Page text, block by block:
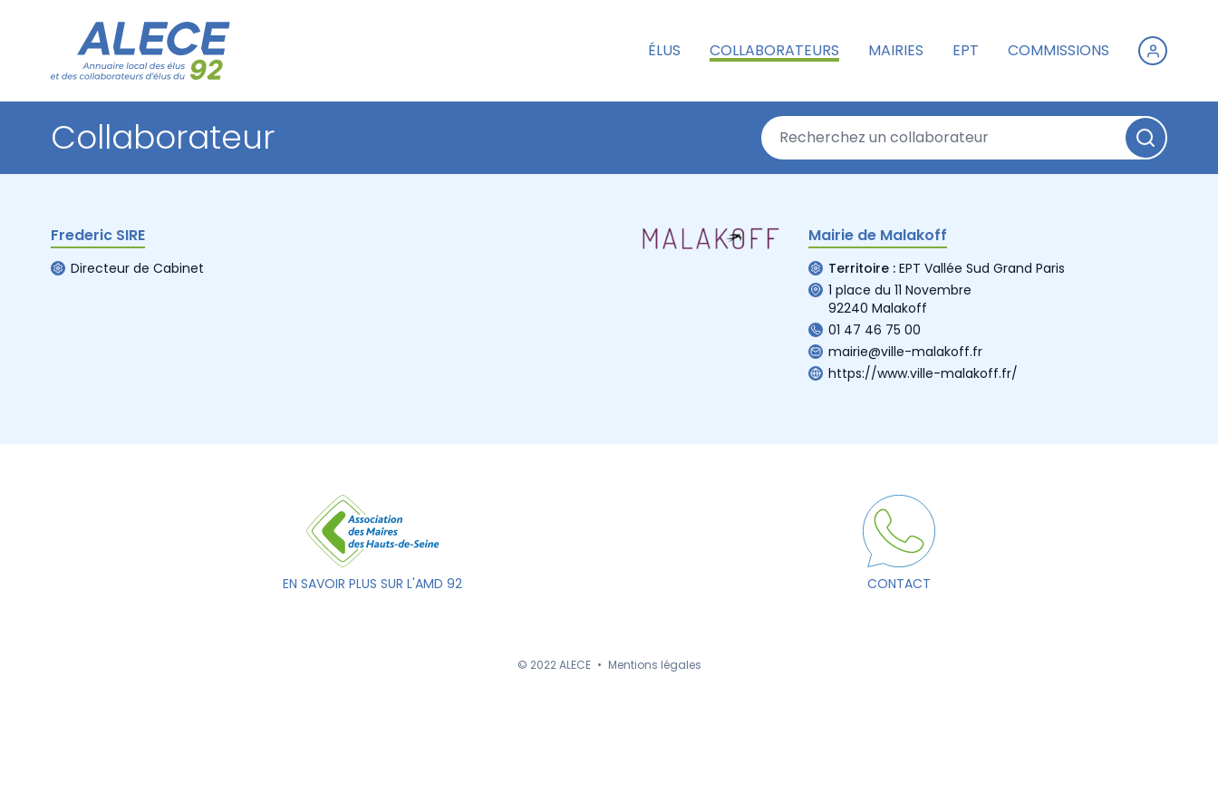
ÉLUS COLLABORATEURS MAIRIES EPT COMMISSIONS
Collaborateur
Frederic SIRE
Directeur de Cabinet
Mairie de Malakoff
Territoire : EPT Vallée Sud Grand Paris
1 place du 11 Novembre
92240 Malakoff
01 47 46 75 00
mairie@ville-malakoff.fr
https://www.ville-malakoff.fr/
EN SAVOIR PLUS SUR L'AMD 92 CONTACT
© 2022 ALECE • Mentions légales